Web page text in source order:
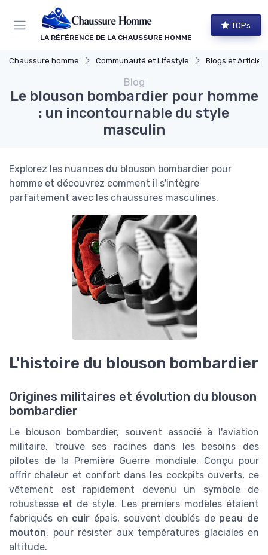
LA RÉFÉRENCE DE LA CHAUSSURE HOMME
TOPs
Chaussure homme Communauté et Lifestyle Blogs et Articles
Blog
Le blouson bombardier pour homme
: un incontournable du style
masculin
Explorez les nuances du blouson bombardier pour
homme et découvrez comment il s'intègre
parfaitement avec les chaussures masculines.
L'histoire du blouson bombardier
Origines militaires et évolution du blouson
bombardier
Le blouson bombardier, souvent associé à l'aviation
militaire, trouve ses racines dans les besoins des
pilotes de la Première Guerre mondiale. Conçu pour
offrir chaleur et confort dans les cockpits ouverts, ce
vêtement est rapidement devenu un symbole de
robustesse et de style. Les premiers modèles étaient
fabriqués en cuir épais, souvent doublés de peau de
mouton, pour résister aux températures glaciales en
altitude.
Panneau de gestion des cookies